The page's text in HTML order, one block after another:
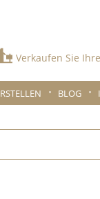
Verkaufen Sie
BLOG